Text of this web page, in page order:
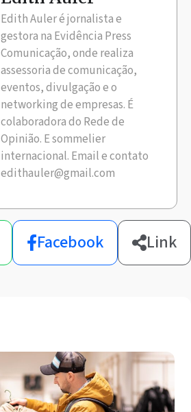
Edith Auler é jornalista e
gestora na Evidência Press
Comunicação, onde realiza
assessoria de comunicação,
eventos, divulgação e o
networking de empresas. É
colaboradora do Rede de
Opinião. E sommelier
internacional. Email e contato
edithauler@gmail.com
Facebook Link